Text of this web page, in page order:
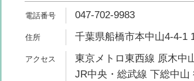
047-702-9983
千葉県船橋市本中山4-4-1
東京メトロ東西線 原木中
JR中央・総武線 下総中山